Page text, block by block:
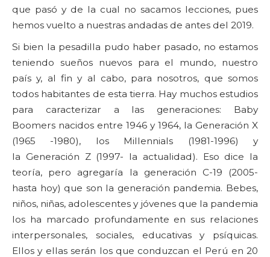
que pasó y de la cual no sacamos lecciones, pues
hemos vuelto a nuestras andadas de antes del 2019.
Si bien la pesadilla pudo haber pasado, no estamos
teniendo sueños nuevos para el mundo, nuestro
país y, al fin y al cabo, para nosotros, que somos
todos habitantes de esta tierra. Hay muchos estudios
para caracterizar a las generaciones: Baby
Boomers nacidos entre 1946 y 1964, la Generación X
(1965 -1980), los Millennials (1981-1996) y
la Generación Z (1997- la actualidad). Eso dice la
teoría, pero agregaría la generación C-19 (2005-
hasta hoy) que son la generación pandemia. Bebes,
niños, niñas, adolescentes y jóvenes que la pandemia
los ha marcado profundamente en sus relaciones
interpersonales, sociales, educativas y psíquicas.
Ellos y ellas serán los que conduzcan el Perú en 20